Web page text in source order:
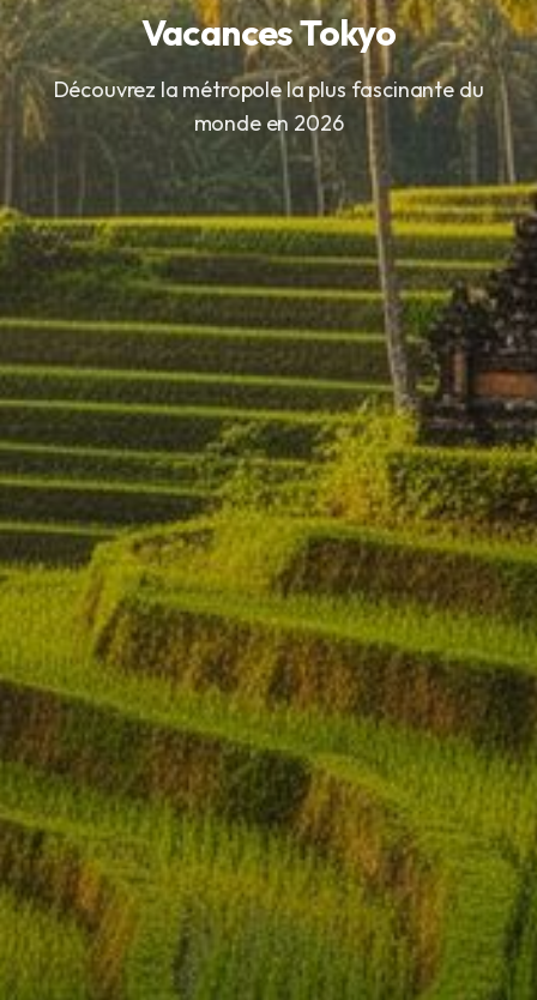
Vacances Tokyo
Découvrez la métropole la plus fascinante du
monde en 2026